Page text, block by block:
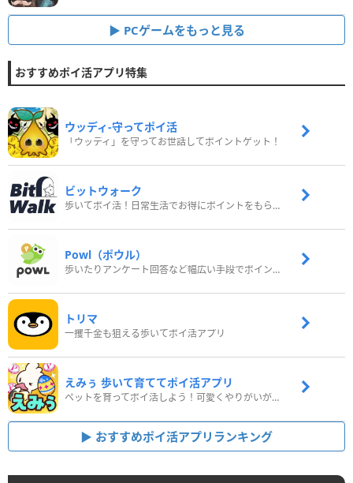
PCゲームをもっと見る
おすすめポイ活アプリ特集
ウッディ‐守ってポイ活
「ウッディ」を守ってお世話してポイントゲット！
ビットウォーク
歩いてポイ活！日常生活でお得にポイントをもらおう
Powl（ポウル）
歩いたりアンケート回答など幅広い手段でポイントをゲット
トリマ
一攫千金も狙える歩いてポイ活アプリ
えみぅ 歩いて育ててポイ活アプリ
ペットを育ってポイ活しよう！可愛くやりがいがある新感覚アプリ
おすすめポイ活アプリランキング